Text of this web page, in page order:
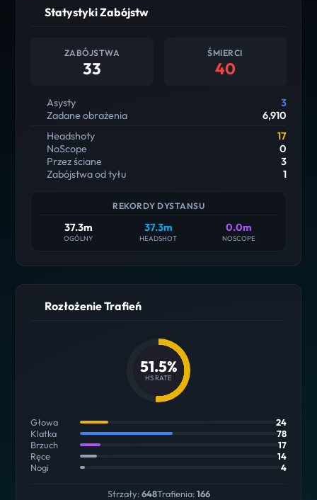
Statystyki Zabójstw
ZABÓJSTWA
33
ŚMIERCI
40
Asysty
3
Zadane obrażenia
6,910
Headshoty
17
NoScope
0
Przez ściane
3
Zabójstwa od tyłu
1
REKORDY DYSTANSU
37.3m
OGÓLNY
37.3m
HEADSHOT
0.0m
NOSCOPE
Rozłożenie Trafień
51.5%
HS RATE
Głowa
24
Klatka
78
Brzuch
17
Ręce
14
Nogi
4
Strzały:648Trafienia:166